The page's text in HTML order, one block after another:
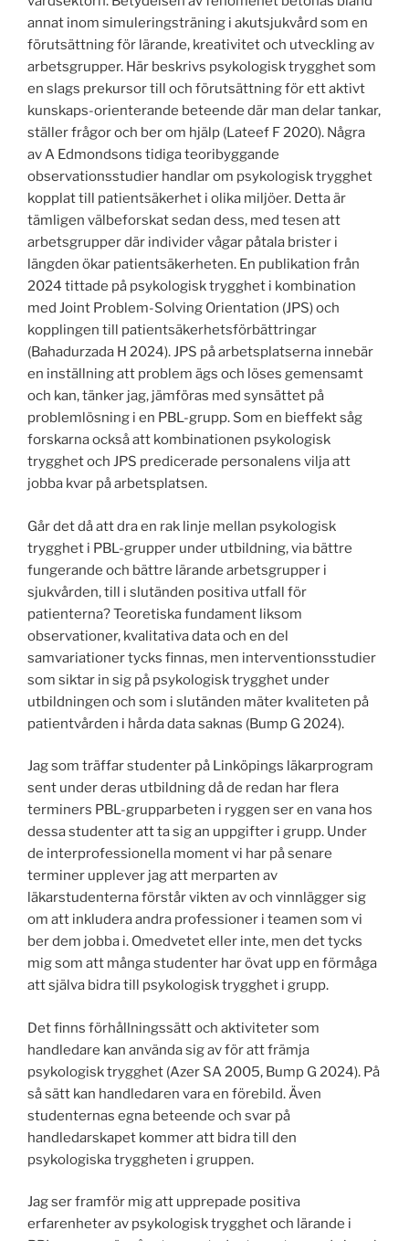
annat inom simuleringsträning i akutsjukvård som en
förutsättning för lärande, kreativitet och utveckling av
arbetsgrupper. Här beskrivs psykologisk trygghet som
en slags prekursor till och förutsättning för ett aktivt
kunskaps-orienterande beteende där man delar tankar,
ställer frågor och ber om hjälp (Lateef F 2020). Några
av A Edmondsons tidiga teoribyggande
observationsstudier handlar om psykologisk trygghet
kopplat till patientsäkerhet i olika miljöer. Detta är
tämligen välbeforskat sedan dess, med tesen att
arbetsgrupper där individer vågar påtala brister i
längden ökar patientsäkerheten. En publikation från
2024 tittade på psykologisk trygghet i kombination
med Joint Problem-Solving Orientation (JPS) och
kopplingen till patientsäkerhetsförbättringar
(Bahadurzada H 2024). JPS på arbetsplatserna innebär
en inställning att problem ägs och löses gemensamt
och kan, tänker jag, jämföras med synsättet på
problemlösning i en PBL-grupp. Som en bieffekt såg
forskarna också att kombinationen psykologisk
trygghet och JPS predicerade personalens vilja att
jobba kvar på arbetsplatsen.
Går det då att dra en rak linje mellan psykologisk
trygghet i PBL-grupper under utbildning, via bättre
fungerande och bättre lärande arbetsgrupper i
sjukvården, till i slutänden positiva utfall för
patienterna? Teoretiska fundament liksom
observationer, kvalitativa data och en del
samvariationer tycks finnas, men interventionsstudier
som siktar in sig på psykologisk trygghet under
utbildningen och som i slutänden mäter kvaliteten på
patientvården i hårda data saknas (Bump G 2024).
Jag som träffar studenter på Linköpings läkarprogram
sent under deras utbildning då de redan har flera
terminers PBL-grupparbeten i ryggen ser en vana hos
dessa studenter att ta sig an uppgifter i grupp. Under
de interprofessionella moment vi har på senare
terminer upplever jag att merparten av
läkarstudenterna förstår vikten av och vinnlägger sig
om att inkludera andra professioner i teamen som vi
ber dem jobba i. Omedvetet eller inte, men det tycks
mig som att många studenter har övat upp en förmåga
att själva bidra till psykologisk trygghet i grupp.
Det finns förhållningssätt och aktiviteter som
handledare kan använda sig av för att främja
psykologisk trygghet (Azer SA 2005, Bump G 2024). På
så sätt kan handledaren vara en förebild. Även
studenternas egna beteende och svar på
handledarskapet kommer att bidra till den
psykologiska tryggheten i gruppen.
Jag ser framför mig att upprepade positiva
erfarenheter av psykologisk trygghet och lärande i